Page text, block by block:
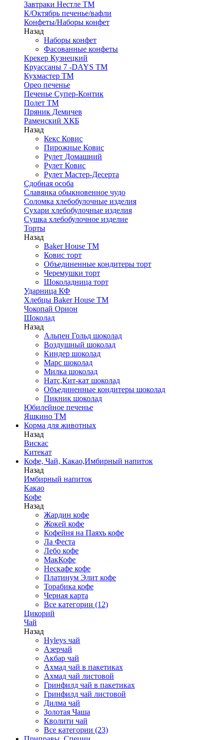
Завтраки Нестле ТМ
К/Октябрь печенье/вафли
Конфеты/Наборы конфет
Назад
Наборы конфет
Фасованные конфеты
Крекер Кузнецкий
Круассаны 7 -DAYS ТМ
Кухмастер ТМ
Орео печенье
Печенье Супер-Контик
Полет ТМ
Пряник Демичев
Раменский ХКБ
Назад
Кекс Ковис
Пирожные Ковис
Рулет Домашний
Рулет Ковис
Рулет Мастер-Десерта
Сдобная особа
Славянка обыкновенное чудо
Соломка хлебобулочные изделия
Сухари хлебобулочные изделия
Сушка хлебобулочное изделие
Торты
Назад
Baker House ТМ
Ковис торт
Объединенные кондитеры торт
Черемушки торт
Шоколадница торт
Ударница КФ
Хлебцы Baker House ТМ
Чокопай Орион
Шоколад
Назад
Альпен Гольд шоколад
Воздушный шоколад
Киндер шоколад
Марс шоколад
Милка шоколад
Натс,Кит-кат шоколад
Объединенные кондитеры шоколад
Пикник шоколад
Юбилейное печенье
Яшкино ТМ
Корма для животных
Назад
Вискас
Китекат
Кофе, Чай, Какао,Имбирный напиток
Назад
Имбирный напиток
Какао
Кофе
Назад
Жардин кофе
Жокей кофе
Кофейня на Паяхъ кофе
Ла Феста
Лебо кофе
МакКофе
Нескафе кофе
Платинум Элит кофе
Торабика кофе
Черная карта
Все категории (12)
Цикорий
Чай
Назад
Hyleys чай
Азерчай
Акбар чай
Ахмад чай в пакетиках
Ахмад чай листовой
Гринфилд чай в пакетиках
Гринфилд чай листовой
Дилма чай
Золотая Чаша
Кволити чай
Все категории (23)